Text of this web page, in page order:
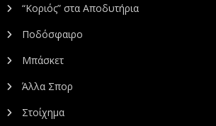
“Κοριός” στα Αποδυτήρια
Ποδόσφαιρο
Μπάσκετ
Άλλα Σπορ
Στοίχημα